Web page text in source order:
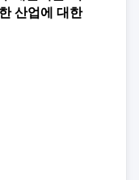
산업에 대한